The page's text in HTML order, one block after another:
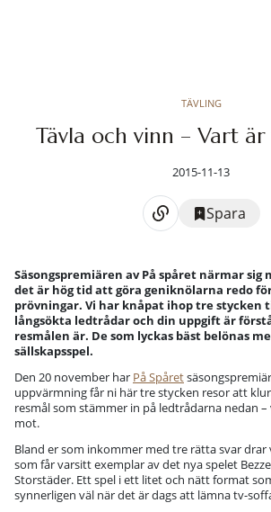
TÄVLING
Tävla och vinn – Vart är
2015-11-13
Spara
Säsongspremiären av På spåret närmar sig
det är hög tidatt göra geniknölarna redo
prövningar. Vi har knåpat ihop tre stycken
långsökta ledtrådar och din uppgift är
resmålen är. De som lyckas bäst belönas
sällskapsspel.
Den 20 november har På Spåret
uppvärmning får ni här tre stycken resor att
resmål som stämmer in på ledtrådarna nedan
mot.
Bland er som inkommer med tre rätta svar drar
som får varsitt exemplar av det nya spelet
Storstäder. Ett spel i ett litet och nätt format
synnerligen väl när det är dags att lämna tv-